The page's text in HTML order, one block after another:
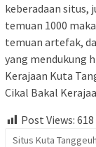
keberadaan situs,
temuan 1000
temuan artefak,
yang mendukung
Kerajaan Kuta
Cikal Bakal
Post Views: 618
Situs Kuta